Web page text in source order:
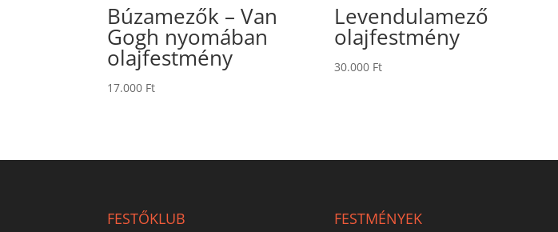
Búzamezők – Van
Gogh nyomában
olajfestmény
17.000 Ft
Levendulamező
olajfestmény
30.000 Ft
FESTŐKLUB FESTMÉNYEK